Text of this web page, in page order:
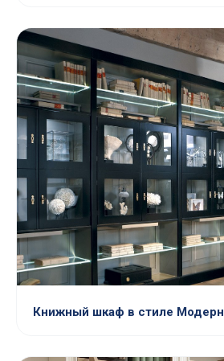
Книжный шкаф в стиле Модерн